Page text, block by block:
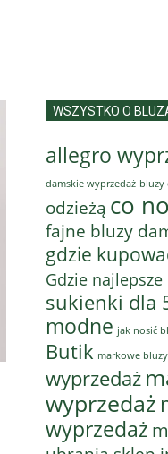
WSZYSTKO O
allegro
damskie wyprzedaż bluzy
odzieżą co
fajne bluzy
gdzie
Gdzie
sukienki dla
modne jak nosić
Butik markowe
wyprzedaż
wyprzedaż
wyprzedaż